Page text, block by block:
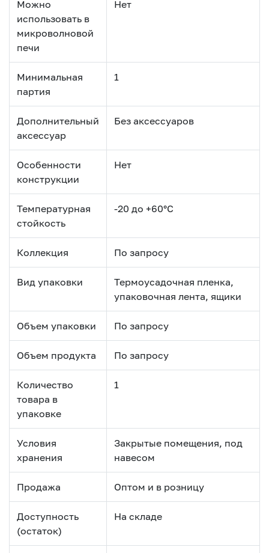
Можно
использовать в
микроволновой
печи
Нет
Минимальная
партия
1
Дополнительный
аксессуар
Без аксессуаров
Особенности
конструкции
Нет
Температурная
стойкость
-20 до +60°С
Коллекция По запросу
Вид упаковки
Термоусадочная пленка,
упаковочная лента, ящики
Объем упаковки По запросу
Объем продукта По запросу
Количество
товара в
упаковке
1
Условия
хранения
Закрытые помещения, под
навесом
Продажа Оптом и в розницу
Доступность
(остаток)
На складе